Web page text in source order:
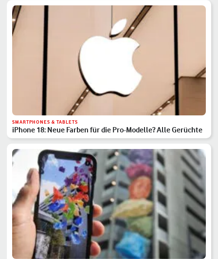
SMARTPHONES & TABLETS
iPhone 18: Neue Farben für die Pro-Modelle? Alle Gerüchte